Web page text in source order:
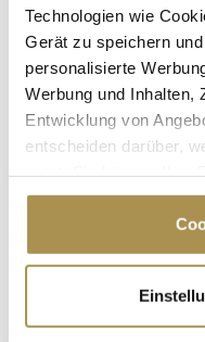
Technologien wie
Gerät zu speichern
personalisierte
Werbung und Inhalten,
Entwicklung von
entscheiden darüber,
Cookie-Erklärung
Trigger Symbol ändern
Informationen
erfassen, welche